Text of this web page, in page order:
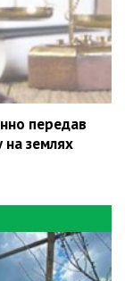
передав
на землях